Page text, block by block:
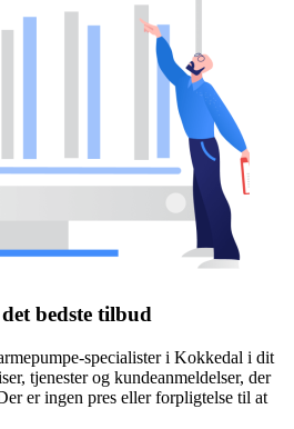
bedste tilbud
specialister i Kokkedal i dit
tjenester og kundeanmeldelser, der
er ingen pres eller forpligtelse til at